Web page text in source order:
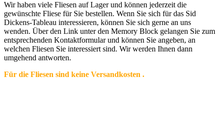
Wir haben viele Fliesen auf Lager und können jederzeit die
gewünschte Fliese für Sie bestellen. Wenn Sie sich für das Sid
Dickens-Tableau interessieren, können Sie sich gerne an uns
wenden. Über den Link unter den Memory Block gelangen Sie zum
entsprechenden Kontaktformular und können Sie angeben, an
welchen Fliesen Sie interessiert sind. Wir werden Ihnen dann
umgehend antworten.
Für die Fliesen sind keine Versandkosten .